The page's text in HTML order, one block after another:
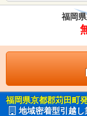
福岡
福岡県京都郡苅田町発
地域密着型引越し